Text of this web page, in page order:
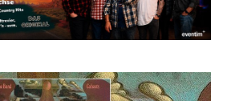
Dolly Parton und Riley Green im